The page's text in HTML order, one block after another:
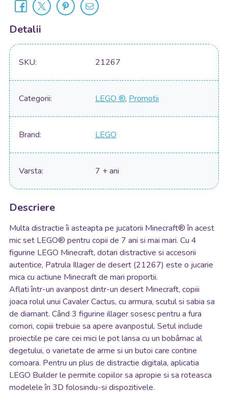
Detalii
SKU 21267
Categorii LEGO ®, Promotii
Brand LEGO
Varsta 7 + ani
Descriere
Multa distractie îi asteapta pe jucatorii Minecraft® în acest
mic set LEGO® pentru copii de 7 ani si mai mari. Cu 4
figurine LEGO Minecraft, dotari distractive si accesorii
autentice, Patrula Illager de desert (21267) este o jucarie
mica cu actiune Minecraft de mari proportii.
Aflati într-un avanpost dintr-un desert Minecraft, copiii
joaca rolul unui Cavaler Cactus, cu armura, scutul si sabia sa
de diamant. Când 3 figurine illager sosesc pentru a fura
comori, copiii trebuie sa apere avanpostul. Setul include
proiectile pe care cei mici le pot lansa cu un bobârnac al
degetului, o varietate de arme si un butoi care contine
comoara. Pentru un plus de distractie digitala, aplicatia
LEGO Builder le permite copiilor sa apropie si sa roteasca
modelele în 3D folosindu-si dispozitivele.